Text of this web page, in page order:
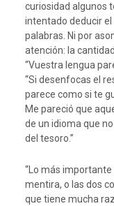
curiosidad algunos
intentado deducir
palabras. Ni por
atención: la
“Vuestra lengua
“Si desenfocas el
parece como si te
Me pareció que
de un idioma que
del tesoro.”
“Lo más
mentira, o las dos
que tiene mucha